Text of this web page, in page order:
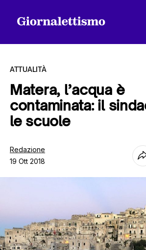
Tutti gli articoli
Chi siamo
ATTUALITÀ
Matera, l’acqua è
contaminata: il
le scuole
Redazione
19 Ott 2018